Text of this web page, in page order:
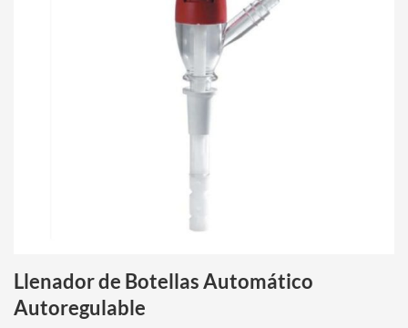
Llenador de Botellas Automático
Autoregulable